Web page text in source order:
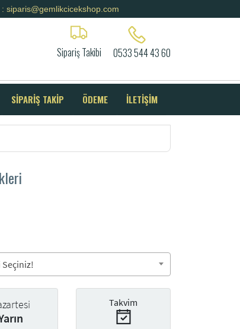
: siparis@gemlikcicekshop.com
Sipariş Takibi 0533 544 43 60
SİPARİŞ TAKİP ÖDEME İLETİŞİM
Seçiniz!
Takvim